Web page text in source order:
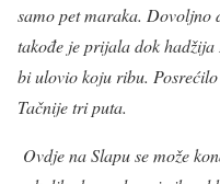
samo pet maraka. Dovoljno
takođe je prijala dok
bi ulovio koju ribu.
Tačnije tri puta.
Ovdje na Slapu se može